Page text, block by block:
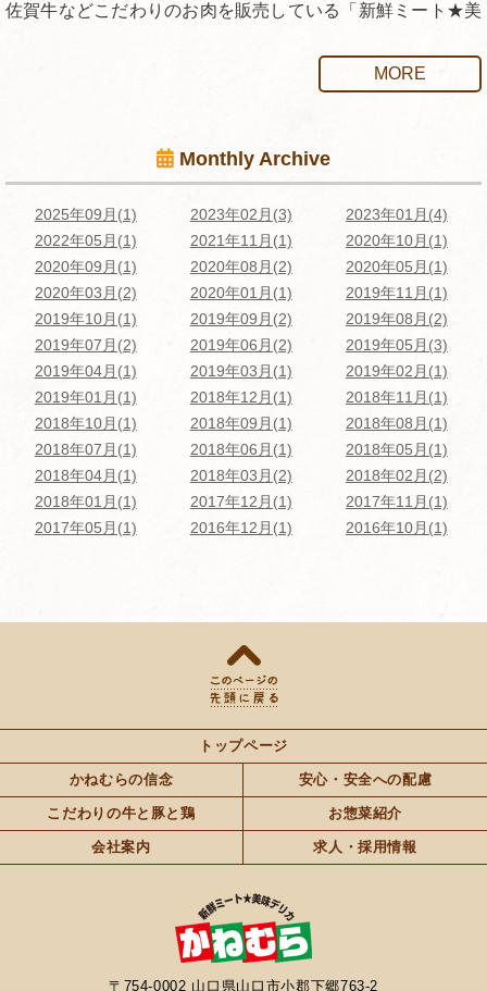
佐賀牛などこだわりのお肉を販売している「新鮮ミート★美
全国トップクラスのブランド牛「佐賀牛」をはじめ、九州産
その信念の基に、牛を丸々一頭買いすることで、高品質のも
のをリーズナブルに提供しております。
主に下記の肉を取り扱っております。
・佐賀牛
全国トップクラスのブランド和牛です。
当店は佐賀牛の取扱店舗指定店であり、JAさがの認めた佐賀
牛を販売しております。
・国産黒毛和牛
福岡食肉市場で競り落とした九州産黒毛和牛です。かねむら
の商品の大半を占めています。
飼料に植物性タンパク質である「大豆焙煎きなこ」を加える
ことで、アクが少なく、脂身に甘みのある肉質に仕上がりに
山口県産ブランド鶏です。飼料に抗生物質や合成抗菌剤を使
用しておらず、ハーブを混ぜることにより臭みが少ないのが
特徴です。
・高森鶏
山口県産ブランド鶏です。自然豊かな岩国市周辺で、美味し
さ・安全性を第一に考え育てられています。
飼料にハーブを混ぜることで臭みが少ないのが特徴です。
ぜひ一度ご賞味ください。皆様のご来店お待ちしておりま
MORE
Monthly Archive
2025年09月(1) 2023年02月(3)
2023年01月(4)
2022年05月(1)
2021年11月(1)
2020年10月(1)
2020年09月(1)
2020年08月(2)
2020年05月(1)
2020年03月(2)
2020年01月(1)
2019年11月(1)
2019年10月(1)
2019年09月(2)
2019年08月(2)
2019年07月(2)
2019年06月(2)
2019年05月(3)
2019年04月(1)
2019年03月(1)
2019年02月(1)
2019年01月(1)
2018年12月(1)
2018年11月(1)
2018年10月(1)
2018年09月(1)
2018年08月(1)
2018年07月(1)
2018年06月(1)
2018年05月(1)
2018年04月(1)
2018年03月(2)
2018年02月(2)
2018年01月(1)
2017年12月(1)
2017年11月(1)
2017年05月(1)
2016年12月(1) 2016年10月(1)
トップページ
かねむらの信念 安心・安全への配慮
こだわりの牛と豚と鶏 お惣菜紹介
会社案内 求人・採用情報
〒754-0002 山口県山口市小郡下郷763-2